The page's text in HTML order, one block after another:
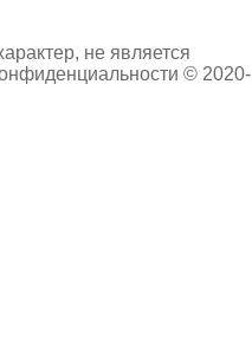
не является
© 2020-